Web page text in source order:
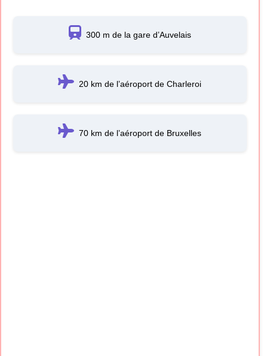
300 m de la gare d’Auvelais
20 km de l’aéroport de Charleroi
70 km de l’aéroport de Bruxelles